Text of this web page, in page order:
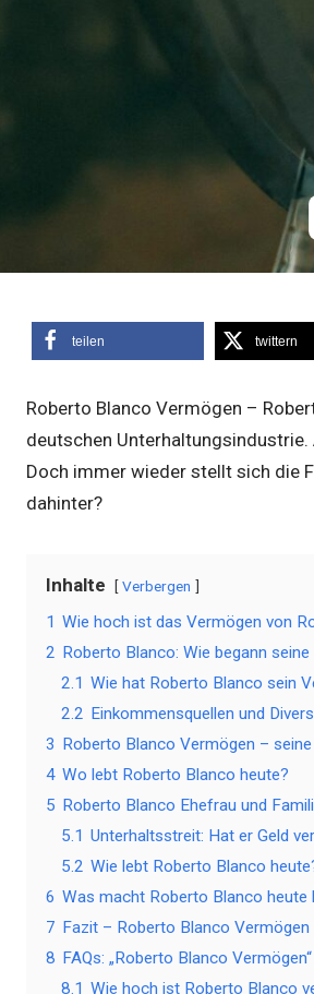
teilen twittern
Roberto Blanco Vermögen –
deutschen Unterhaltungsindustrie.
Doch immer wieder stellt sich die
dahinter?
Inhalte Verbergen
1 Wie hoch ist das Vermögen von
2 Roberto Blanco: Wie begann
2.1 Wie hat Roberto Blanco sein
2.2 Einkommensquellen und
3 Roberto Blanco Vermögen –
4 Wo lebt Roberto Blanco heute?
5 Roberto Blanco Ehefrau und
5.1 Unterhaltsstreit: Hat er Geld
5.2 Wie lebt Roberto Blanco
6 Was macht Roberto Blanco heute
7 Fazit – Roberto Blanco Vermögen
8 FAQs: „Roberto Blanco Vermögen“
8.1 Wie hoch ist Roberto Blanco